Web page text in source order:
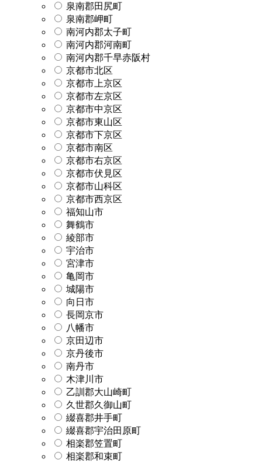
泉南郡田尻町
泉南郡岬町
南河内郡太子町
南河内郡河南町
南河内郡千早赤阪村
京都市北区
京都市上京区
京都市左京区
京都市中京区
京都市東山区
京都市下京区
京都市南区
京都市右京区
京都市伏見区
京都市山科区
京都市西京区
福知山市
舞鶴市
綾部市
宇治市
宮津市
亀岡市
城陽市
向日市
長岡京市
八幡市
京田辺市
京丹後市
南丹市
木津川市
乙訓郡大山崎町
久世郡久御山町
綴喜郡井手町
綴喜郡宇治田原町
相楽郡笠置町
相楽郡和束町